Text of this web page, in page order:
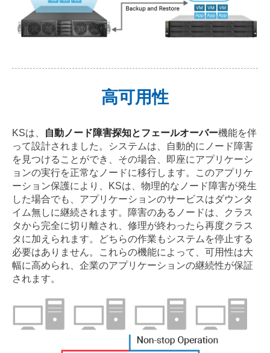
高可用性
KSは、 自動ノード障害探知とフェールオーバー機能を伴
って設計されました。システムは、自動的にノード障害
を見つけることができ、その場合、即座にアプリケーシ
ョンの実行を正常なノードに移行します。このアプリケ
ーション保護により、KSは、物理的なノード障害が発生
した場合でも、アプリケーションのサービスはダウンタ
イム無しに継続されます。障害のあるノードは、クラス
タから完全に切り離され、修理が終わったら再度クラス
タに加えられます。どちらの作業もシステムを停止する
必要はありません。これらの機能によって、可用性は大
幅に高められ、企業のアプリケーションの継続性が保証
されます。